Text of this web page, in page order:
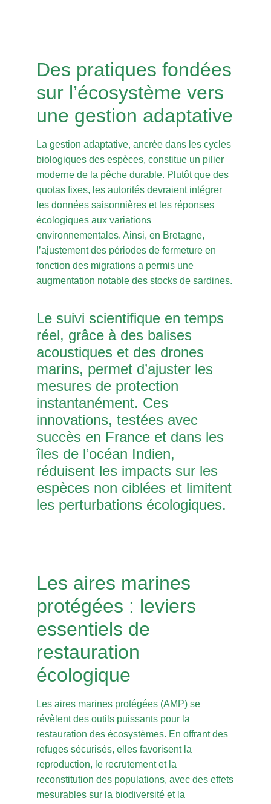
Des pratiques fondées
sur l’écosystème vers
une gestion adaptative
La gestion adaptative, ancrée dans les cycles
biologiques des espèces, constitue un pilier
moderne de la pêche durable. Plutôt que des
quotas fixes, les autorités devraient intégrer
les données saisonnières et les réponses
écologiques aux variations
environnementales. Ainsi, en Bretagne,
l’ajustement des périodes de fermeture en
fonction des migrations a permis une
augmentation notable des stocks de sardines.
Le suivi scientifique en temps
réel, grâce à des balises
acoustiques et des drones
marins, permet d’ajuster les
mesures de protection
instantanément. Ces
innovations, testées avec
succès en France et dans les
îles de l’océan Indien,
réduisent les impacts sur les
espèces non ciblées et limitent
les perturbations écologiques.
Les aires marines
protégées : leviers
essentiels de
restauration
écologique
Les aires marines protégées (AMP) se
révèlent des outils puissants pour la
restauration des écosystèmes. En offrant des
refuges sécurisés, elles favorisent la
reproduction, le recrutement et la
reconstitution des populations, avec des effets
mesurables sur la biodiversité et la